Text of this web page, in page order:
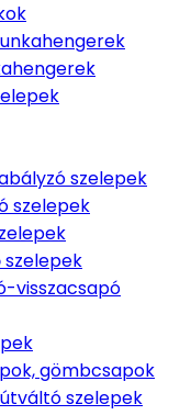
szelepek
szelepek
visszacsapó
gömbcsapok
szelepek